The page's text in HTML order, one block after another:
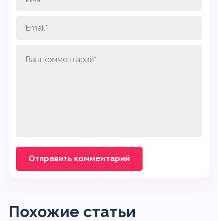
Похожие статьи